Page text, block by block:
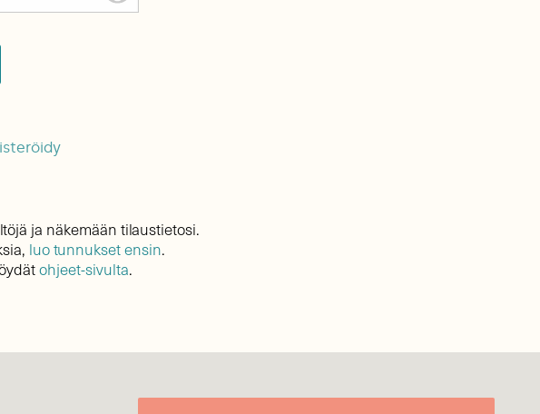
ja näkemään tilaustietosi.
luo tunnukset ensin.
ohjeet-sivulta.